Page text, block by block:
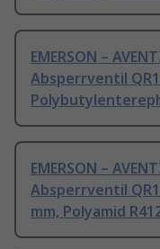
EMERSON –
Absperrventil
EMERSON –
Absperrventil
mm, Polyamid